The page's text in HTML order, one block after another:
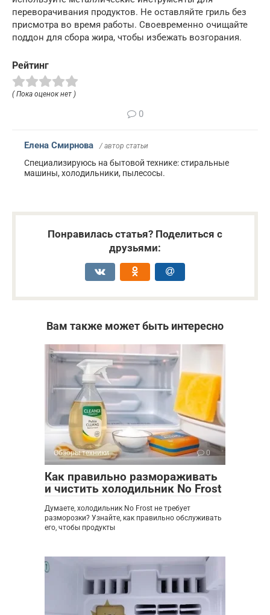
переворачивания продуктов. Не оставляйте гриль без
присмотра во время работы. Своевременно очищайте
поддон для сбора жира, чтобы избежать возгорания.
Рейтинг
( Пока оценок нет )
0
Елена Смирнова / автор статьи
Специализируюсь на бытовой технике: стиральные
машины, холодильники, пылесосы.
Понравилась статья? Поделиться с
друзьями:
Вам также может быть интересно
Обзоры техники 0
Как правильно размораживать
и чистить холодильник No Frost
Думаете, холодильник No Frost не требует
разморозки? Узнайте, как правильно обслуживать
его, чтобы продукты